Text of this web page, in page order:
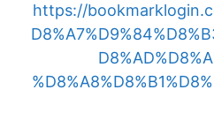
https://